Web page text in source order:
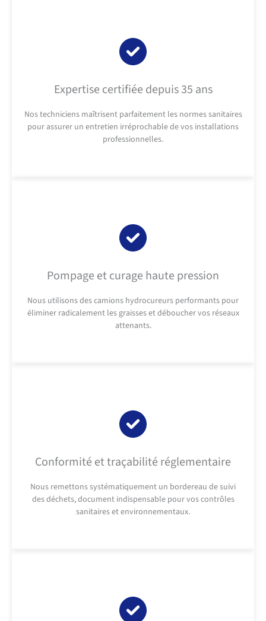
Expertise certifiée depuis 35 ans
Nos techniciens maîtrisent parfaitement les normes sanitaires
pour assurer un entretien irréprochable de vos installations
professionnelles.
Pompage et curage haute pression
Nous utilisons des camions hydrocureurs performants pour
éliminer radicalement les graisses et déboucher vos réseaux
attenants.
Conformité et traçabilité réglementaire
Nous remettons systématiquement un bordereau de suivi
des déchets, document indispensable pour vos contrôles
sanitaires et environnementaux.